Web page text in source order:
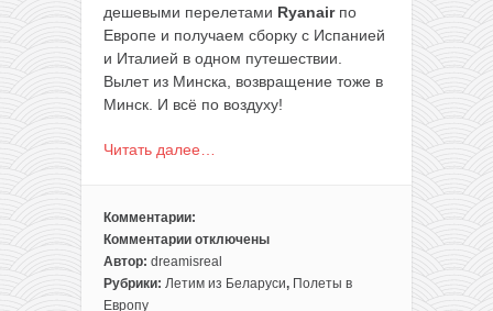
дешевыми перелетами Ryanairпо
Европе и получаем сборку с Испанией
и Италией в одном путешествии.
Вылет из Минска, возвращение тоже в
Минск. И всё по воздуху!
Читать далее…
Комментарии:
Комментарии
к
записи
ЛЕТО.
отключены
Автор: dreamisreal
Рубрики: Летим из Беларуси, Полеты в
Европу